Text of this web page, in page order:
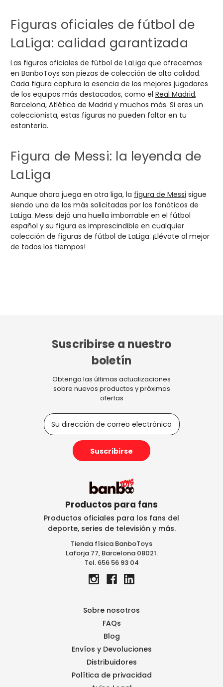
Figuras oficiales de fútbol de
LaLiga: calidad garantizada
Las figuras oficiales de fútbol de LaLiga que ofrecemos
en BanboToys son piezas de colección de alta calidad.
Cada figura captura la esencia de los mejores jugadores
de los equipos más destacados, como el Real Madrid,
Barcelona, Atlético de Madrid y muchos más. Si eres un
coleccionista, estas figuras no pueden faltar en tu
estantería.
Figura de Messi: la leyenda de
LaLiga
Aunque ahora juega en otra liga, la figura de Messi sigue
siendo una de las más solicitadas por los fanáticos de
LaLiga. Messi dejó una huella imborrable en el fútbol
español y su figura es imprescindible en cualquier
colección de figuras de fútbol de LaLiga. ¡Llévate al mejor
de todos los tiempos!
Productos para fans
Productos oficiales para los fans del
deporte, series de televisión y más.
Tienda física BanboToys
Laforja 77, Barcelona 08021.
Tel. 656 56 93 04
Sobre nosotros
FAQs
Blog
Envíos y Devoluciones
Distribuidores
Política de privacidad
Suscribirse a nuestro
boletín
Obtenga las últimas actualizaciones
sobre nuevos productos y próximas
ofertas
D
i
e